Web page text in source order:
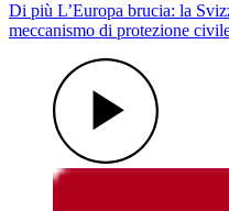
Di più L’Europa brucia: la
meccanismo di protezione